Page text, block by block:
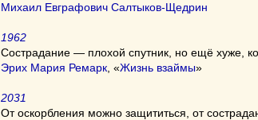
Михаил Евграфович Салтыков-Щедрин
1962
Сострадание — плохой спутник, но ещё хуже,
Эрих Мария Ремарк , «Жизнь взаймы»
2031
От оскорбления можно защититься, от